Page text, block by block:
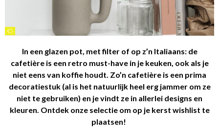
©
In een glazen pot, met filter of op z’n Italiaans: de
cafetière is een retro must-have in je keuken, ook als je
niet eens van koffie houdt. Zo’n cafetière is een prima
decoratiestuk (al is het natuurlijk heel erg jammer om ze
niet te gebruiken) en je vindt ze in allerlei designs en
kleuren. Ontdek onze selectie om op je kerst wishlist te
plaatsen!